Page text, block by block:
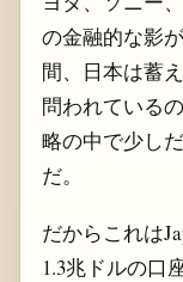
の金融的な影
間、日本は蓄
問われている
略の中で少し
だ。
だからこれは
1.3兆ドルの口